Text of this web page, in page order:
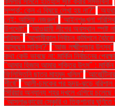
সম্পর্ক: কেন এ বিষয়ে লেখা হয় না?"
নেই: আসিফ নজরুল" "আইনশৃঙ্খলা
উপদেষ্টা" "আওয়ামী লীগের অবস্থান স্পষ্ট
পরিষদ" "আগামীকাল নির্বাচন কমিশনে
আসছেন সাকিব?" "আজ লক্ষ্মীপূজার উৎসব"
কথা কেউ ভাবছে না: মার্কিন নির্বাচনের
"আমার হিজাব আমার শক্তির উৎস" : মার্কিন
ফিলিস্তিনি ছাত্র মাহমুদ খলিল"
শীর্ষে" "আলী-চমকের পর হৃদয়-ঝড়ে
সিরিয়ার অন্যান্য শহর দখলে এগিয়ে
"আসলাঙ্কারের সেঞ্চুরি ও তিকশানার